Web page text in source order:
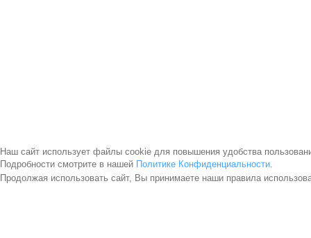
Наш сайт использует файлы cookie для повышения удобства
Подробности смотрите в нашей Политике Конфиденциальности.
Продолжая использовать сайт, Вы принимаете наши правила